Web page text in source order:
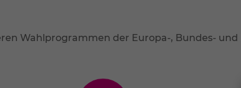
Wahlprogrammen der Europa-, Bundes-